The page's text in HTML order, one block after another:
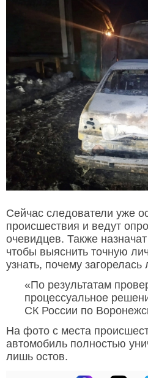
Сейчас следователи уже
происшествия и ведут
очевидцев. Также
чтобы выяснить точную
узнать, почему загорелась
«По результатам
процессуальное
СК России по
На фото с места
автомобиль полностью
лишь остов.